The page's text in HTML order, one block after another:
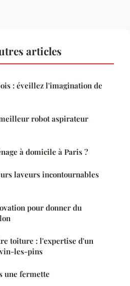
articles
: éveillez l'imagination de
robot aspirateur
à domicile à Paris ?
laveurs incontournables
pour donner du
toiture : l'expertise d'un
les-pins
une fermette